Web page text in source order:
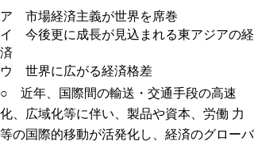
ア 市場経済主義が世界を席巻
イ 今後更に成長が見込まれる東アジアの経
済
ウ 世界に広がる経済格差
○ 近年、国際間の輸送・交通手段の高速
化、広域化等に伴い、製品や資本、労働 力
等の国際的移動が活発化し、経済のグローバ